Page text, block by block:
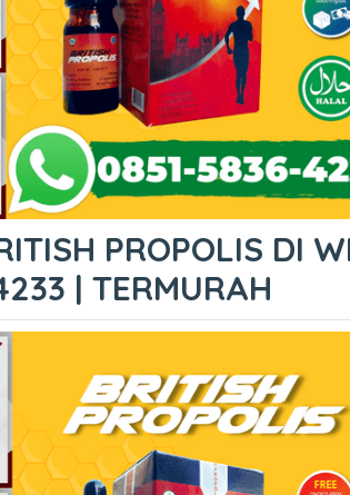
PROPOLIS DI
| TERMURAH